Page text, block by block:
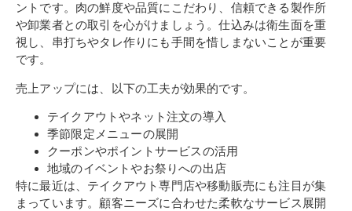
ントです。肉の鮮度や品質にこだわり、信頼できる製作所
や卸業者との取引を心がけましょう。仕込みは衛生面を重
視し、串打ちやタレ作りにも手間を惜しまないことが重要
です。
売上アップには、以下の工夫が効果的です。
テイクアウトやネット注文の導入
季節限定メニューの展開
クーポンやポイントサービスの活用
地域のイベントやお祭りへの出店
特に最近は、テイクアウト専門店や移動販売にも注目が集
まっています。顧客ニーズに合わせた柔軟なサービス展開